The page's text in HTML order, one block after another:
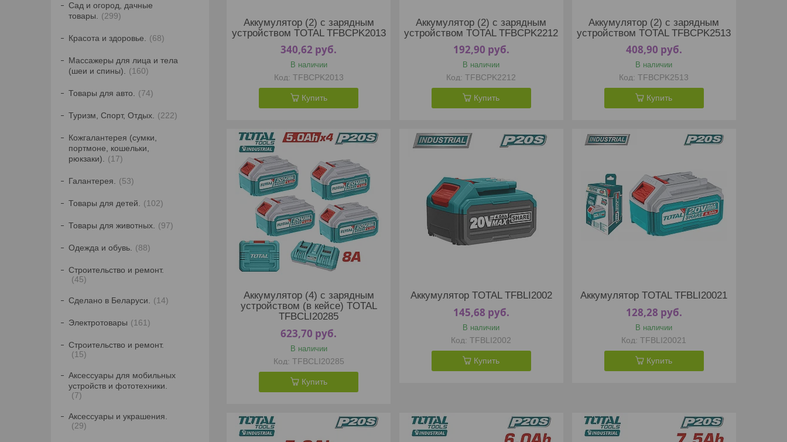
Аккумулятор (2) с зарядным
устройством TOTAL TFBCPK2013
340,62 руб.
В наличии
TFBCPK2013
Купить
Аккумулятор (2) с зарядным
устройством TOTAL TFBCPK2212
192,90 руб.
В наличии
TFBCPK2212
Купить
Аккумулятор (2) с зарядным
устройством TOTAL TFBCPK2513
408,90 руб.
В наличии
TFBCPK2513
Купить
Аккумулятор (4) с зарядным
устройством (в кейсе) TOTAL
TFBCLI20285
623,70 руб.
В наличии
TFBCLI20285
Купить
Аккумулятор TOTAL TFBLI2002
145,68 руб.
В наличии
TFBLI2002
Купить
Аккумулятор TOTAL TFBLI20021
128,28 руб.
В наличии
TFBLI20021
Купить
Сад и огород, дачные
товары.
299
Красота и здоровье. 68
Массажеры для лица и тела
(шеи и спины).
160
Товары для авто. 74
Туризм, Спорт, Отдых. 222
Кожгалантерея (сумки,
портмоне, кошельки,
рюкзаки).
17
Галантерея. 53
Товары для детей. 102
Товары для животных. 97
Одежда и обувь. 88
Строительство и ремонт.
45
Сделано в Беларуси. 14
Электротовары 161
Строительство и ремонт.
15
Аксессуары для мобильных
устройств и фототехники.
7
Аксессуары и украшения.
29